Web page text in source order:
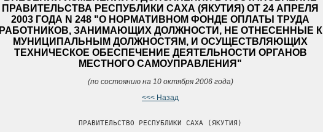
ПРАВИТЕЛЬСТВА РЕСПУБЛИКИ САХА (ЯКУТИЯ) ОТ 24 АПРЕЛЯ
2003 ГОДА N 248 "О НОРМАТИВНОМ ФОНДЕ ОПЛАТЫ ТРУДА
РАБОТНИКОВ, ЗАНИМАЮЩИХ ДОЛЖНОСТИ, НЕ ОТНЕСЕННЫЕ К
МУНИЦИПАЛЬНЫМ ДОЛЖНОСТЯМ, И ОСУЩЕСТВЛЯЮЩИХ
ТЕХНИЧЕСКОЕ ОБЕСПЕЧЕНИЕ ДЕЯТЕЛЬНОСТИ ОРГАНОВ
МЕСТНОГО САМОУПРАВЛЕНИЯ"
(по состоянию на 10 октября 2006 года)
<<< Назад
                ПРАВИТЕЛЬСТВО РЕСПУБЛИКИ САХА (ЯКУТИЯ)